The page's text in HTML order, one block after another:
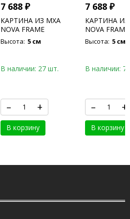
7 688 ₽
КАРТИНА ИЗ МХА
NOVA FRAME
ANTHRACITE-
CONCRETE 100% FLAT
Высота: 5 см
В наличии: 27 шт.
– +
В корзину
7 688 ₽
КАРТИНА
NOVA
CONCRETE
MOSS
Высота: 5 см
В наличии:
– +
В корзину